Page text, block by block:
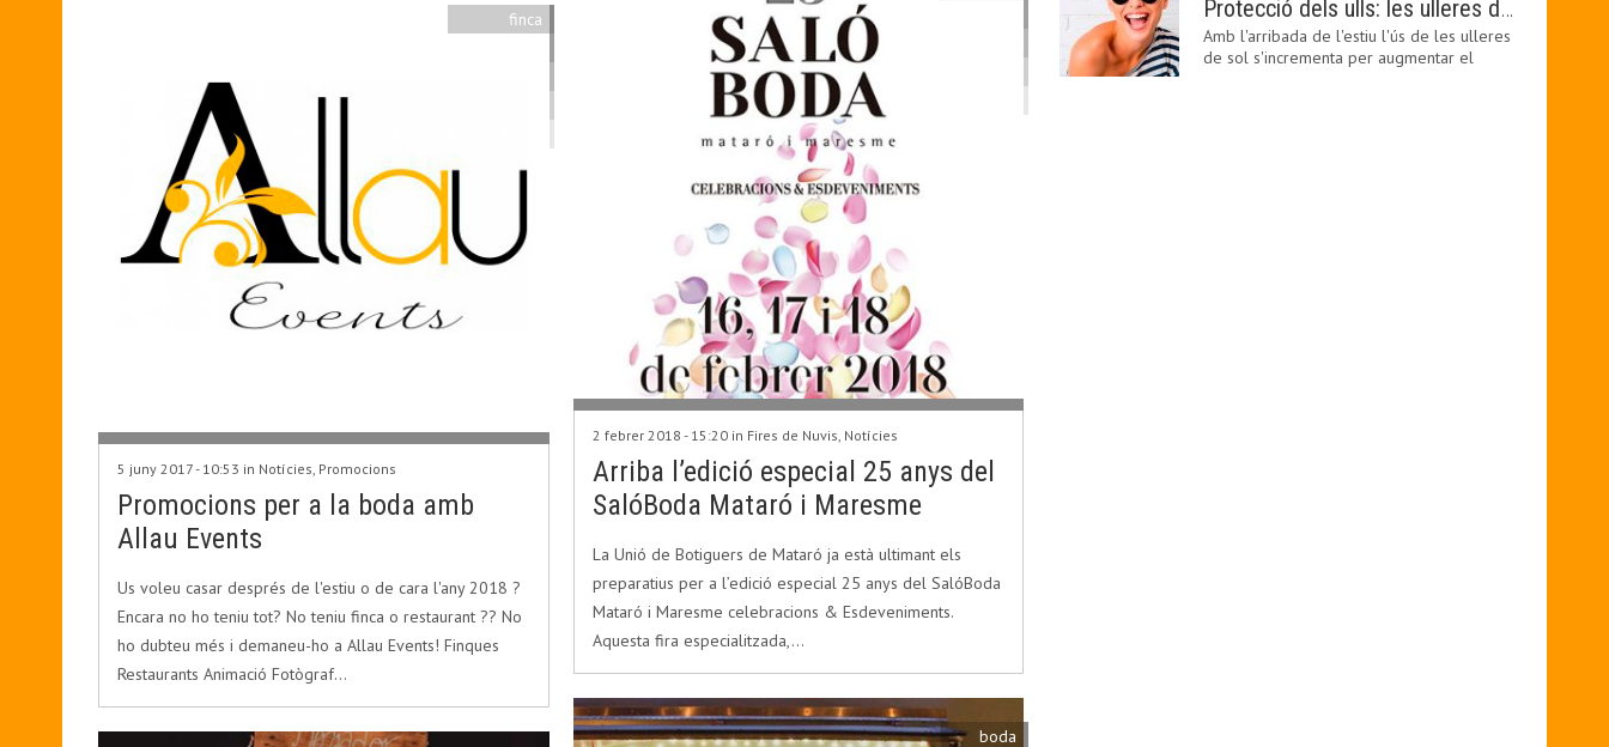
finca
5 juny 2017 - 10:53 in Notícies Promocions
Promocions per a la boda amb
Allau Events
Us voleu casar després de l'estiu o de cara l'any 2018 ?
Encara no ho teniu tot? No teniu finca o restaurant ?? No
ho dubteu més i demaneu-ho a Allau Events! Finques
Restaurants Animació Fotògraf…
2 febrer 2018 - 15:20 in Fires de Nuvis Notícies
Arriba l’edició especial 25 anys del
SalóBoda Mataró i Maresme
La Unió de Botiguers de Mataró ja està ultimant els
preparatius per a l’edició especial 25 anys del SalóBoda
Mataró i Maresme celebracions & Esdeveniments.
Aquesta fira especialitzada,…
boda
Protecció dels ulls: les ulleres de sol, imprescindibles en una boda estiuenca
Amb l'arribada de l'estiu l'ús de les ulleres
de sol s'incrementa per augmentar el